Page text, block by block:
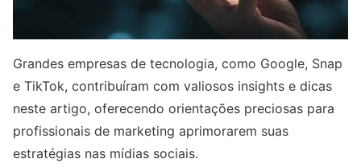
Grandes empresas de tecnologia, como Google, Snap
e TikTok, contribuíram com valiosos insights e dicas
neste artigo, oferecendo orientações preciosas para
profissionais de marketing aprimorarem suas
estratégias nas mídias sociais.